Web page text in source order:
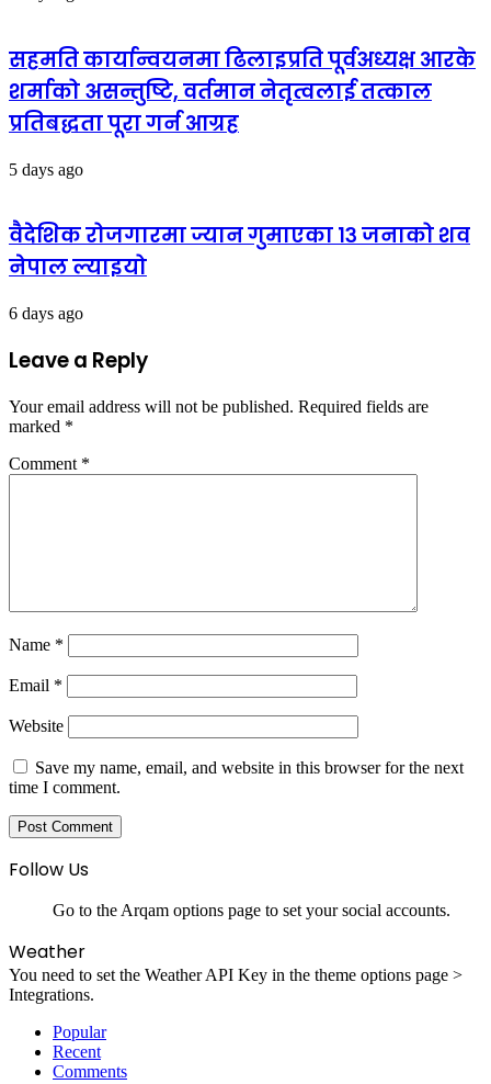
सहमति कार्यान्वयनमा ढिलाइप्रति पूर्वअध्यक्ष आरके
शर्माको असन्तुष्टि, वर्तमान नेतृत्वलाई तत्काल
प्रतिबद्धता पूरा गर्न आग्रह
5 days ago
वैदेशिक रोजगारमा ज्यान गुमाएका १३ जनाको शव
नेपाल ल्याइयो
6 days ago
Leave a Reply
Your email address will not be published. Required fields are
marked *
Comment *
Name *
Email *
Website
Save my name, email, and website in this browser for the next
time I comment.
Follow Us
Go to the Arqam options page to set your social accounts.
Weather
You need to set the Weather API Key in the theme options page >
Integrations.
Popular
Recent
Comments